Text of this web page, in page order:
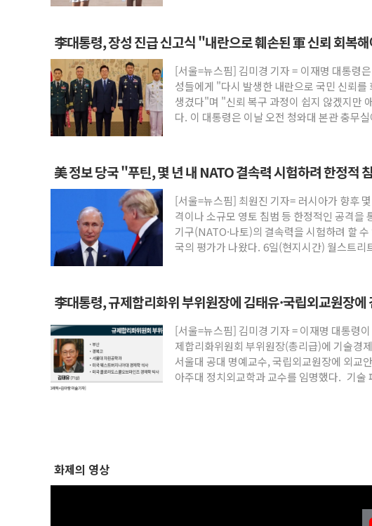
李대통령, 장성 진급 신고식 "내란으로 훼손된 軍 신뢰 회복
[서울=뉴스핌] 김미경 기자 = 이재명 대통령
성들에게 "다시 발생한 내란으로 국민 신뢰를
생겼다"며 "신뢰 복구 과정이 쉽지 않겠지만
다. 이 대통령은 이날 오전 청와대 본관 충무
美 정보 당국 "푸틴, 몇 년 내 NATO 결속력 시험하려 한정적
[서울=뉴스핌] 최원진 기자= 러시아가 향후
격이나 소규모 영토 침범 등 한정적인 공격을
기구(NATO·나토)의 결속력을 시험하려 할
국의 평가가 나왔다. 6일(현지시간) 월스트리
李대통령, 규제합리화위 부위원장에 김태유·국립외교원장에
[서울=뉴스핌] 김미경 기자 = 이재명 대통령
제합리화위원회 부위원장(총리급)에 기술경
서울대 공대 명예교수, 국립외교원장에 외교
아주대 정치외교학과 교수를 임명했다. 기술
화제의 영상